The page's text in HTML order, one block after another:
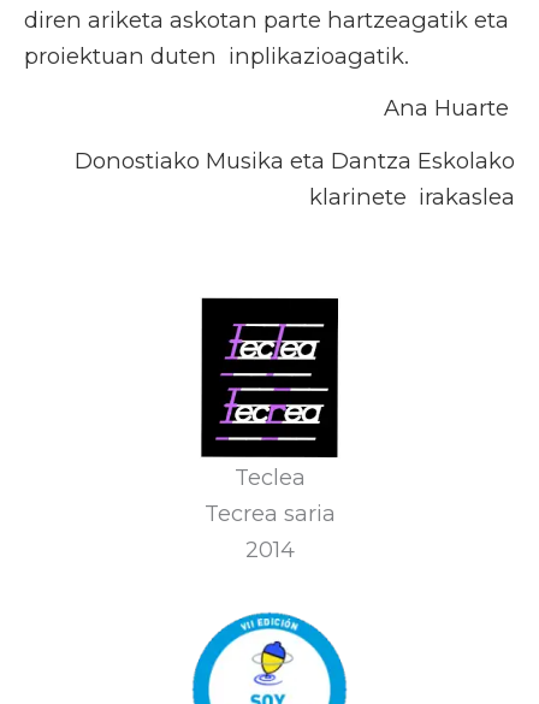
diren ariketa askotan parte hartzeagatik eta
proiektuan duten inplikazioagatik.
Ana Huarte
Donostiako Musika eta Dantza Eskolako
klarinete irakaslea
Teclea
Tecrea saria
2014